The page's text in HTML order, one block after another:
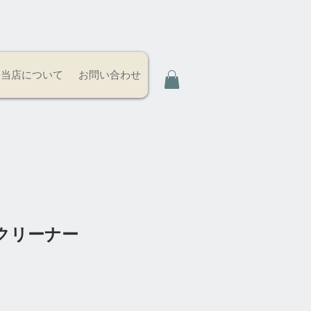
当店について お問い合わせ
リーナー